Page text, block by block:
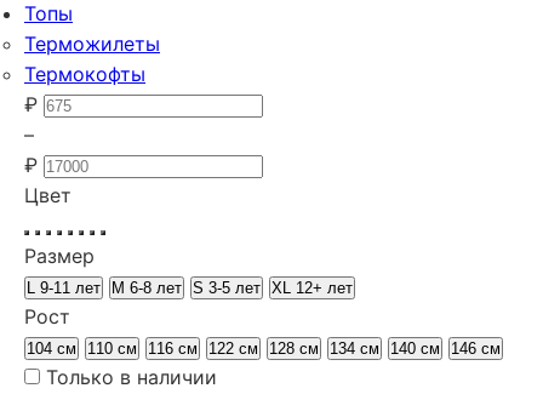
Топы
Терможилеты
Термокофты
₽
–
₽
Цвет
Размер
L 9-11 лет M 6-8 лет S 3-5 лет XL 12+ лет
Рост
104 см 110 см 116 см 122 см 128 см 134 см 140 см 146 см
Только в наличии